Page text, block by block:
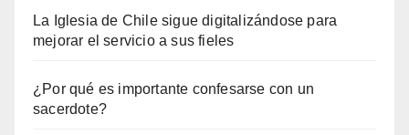
La Iglesia de Chile sigue digitalizándose para
mejorar el servicio a sus fieles
¿Por qué es importante confesarse con un
sacerdote?